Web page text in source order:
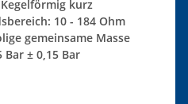
kurz
10 - 184 Ohm
gemeinsame Masse
± 0,15 Bar